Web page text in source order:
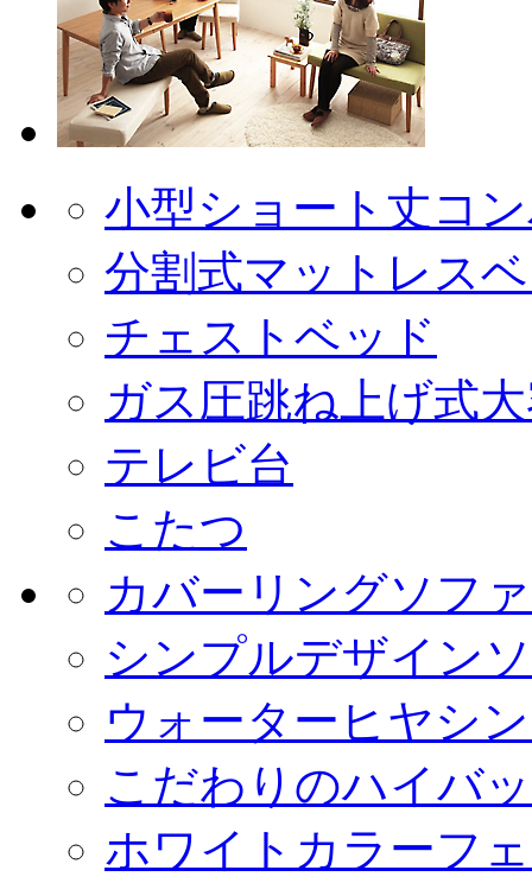
小型ショート丈コ
分割式マットレス
チェストベッド
ガス圧跳ね上げ式
テレビ台
こたつ
カバーリングソフ
シンプルデザイン
ウォーターヒヤシ
こだわりのハイバ
ホワイトカラーフ